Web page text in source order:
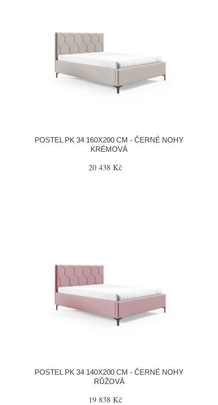
POSTEL PK 34 160X200 CM - ČERNÉ NOHY
KRÉMOVÁ
20 438 Kč
POSTEL PK 34 140X200 CM - ČERNÉ NOHY
RŮŽOVÁ
19 838 Kč